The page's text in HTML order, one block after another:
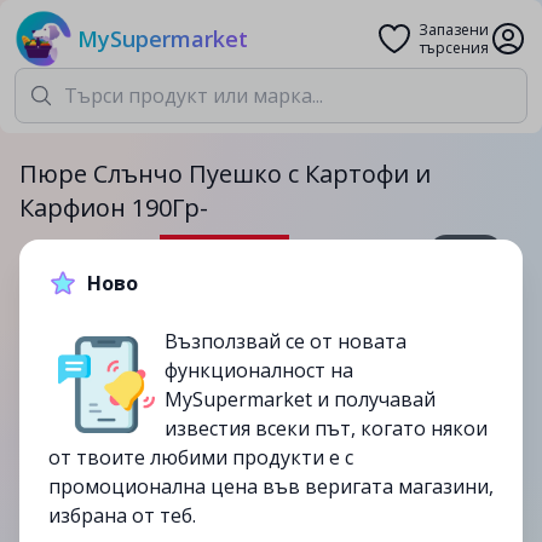
MySupermarket
Запазени
търсения
Пюре Слънчо Пуешко с Картофи и
Карфион 190Гр-
1.89лв.2.29лв.
-17%
изтекла
Ново
Възползвай се от новата
функционалност на
MySupermarket и получавай
известия всеки път, когато някои
от твоите любими продукти е с
промоционална цена във веригата магазини,
избрана от теб.